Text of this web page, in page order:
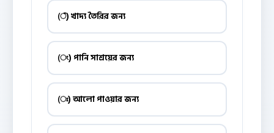
(ঁ) খাদ্য তৈরির জন্য
(ং) পানি সাশ্রয়ের জন্য
(ঃ) আলো পাওয়ার জন্য